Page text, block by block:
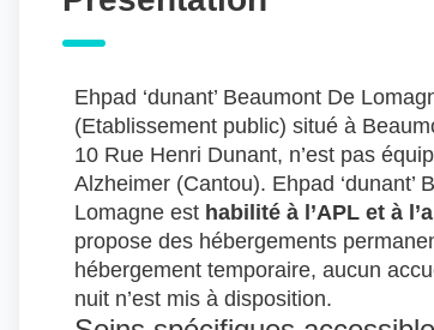
Ehpad ‘dunant’ Beaumont De
(Etablissement public) situé à
10 Rue Henri Dunant, n’est pas
Alzheimer (Cantou). Ehpad ‘dunant’
Lomagne est habilité à l’APL et à
propose des hébergements
hébergement temporaire, aucun
nuit n’est mis à disposition.